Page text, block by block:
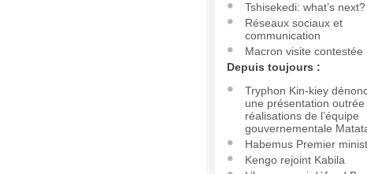
Tshisekedi: what’s next?
Réseaux sociaux et
communication
Macron visite contestée
Depuis toujours :
Tryphon Kin-kiey
une présentation outrée
réalisations de l’équipe
gouvernementale
Habemus Premier
Kengo rejoint Kabila